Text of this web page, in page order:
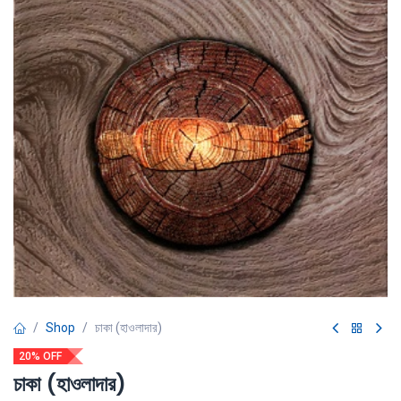
Shop চাকা (হাওলাদার)
20% OFF
চাকা (হাওলাদার)